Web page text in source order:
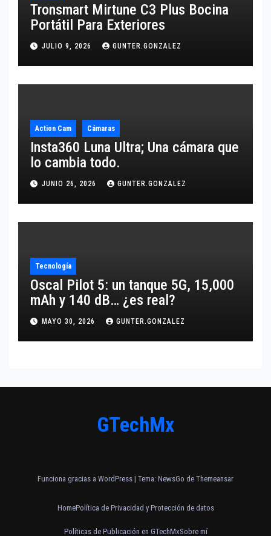
Tronsmart Mirtune C3 Plus Bocina
Portátil Para Exteriores
JULIO 9, 2026 GUNTER.GONZALEZ
Action Cam Cámaras
Insta360 Luna Ultra; Una cámara que
lo cambia todo.
JUNIO 26, 2026 GUNTER.GONZALEZ
Tecnología
Oscal Pilot 5: un tanque 5G, 15,000
mAh y 140 dB… ¿es real?
MAYO 30, 2026 GUNTER.GONZALEZ
GTechMx
Funciona gracias a WordPress | Tema: NewsGo de Themeansar
HomePolítica de Privacidad y Protección de datos
Políticas de Publicación en GTechMxSobre mí